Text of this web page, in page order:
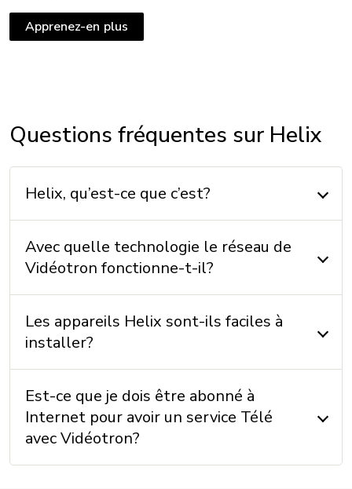
Apprenez-en plus
Questions fréquentes sur Helix
Helix, qu’est-ce que c’est?
Avec quelle technologie le réseau de
Vidéotron fonctionne-t-il?
Les appareils Helix sont-ils faciles à
installer?
Est-ce que je dois être abonné à
Internet pour avoir un service Télé
avec Vidéotron?